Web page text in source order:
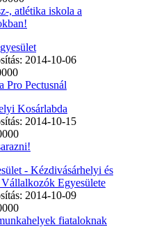
, atlétika iskola a
2014-10-06
Pro Pectusnál
Kosárlabda
2014-10-15
- Kézdivásárhelyi és
Egyesülete
2014-10-09
fiataloknak